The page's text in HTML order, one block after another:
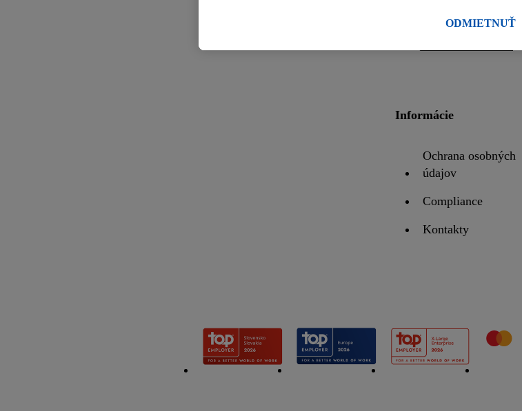
VIAC INFO
Informácie
Ochrana osobných
údajov
Compliance
Kontakty
vložením produktu do nákupného košíka v internetovom obchode, ale
na rôznych zariadeniach a v rôznych službách spoločnosti Lidl ak
zariadení alebo používanie viacerých služieb spoločnosti Lidl,
" môžete povoliť iba používanie
dobe uchovávania údajov a Vašom práve kedykoľvek odvolať súhlas
Imprint nájdete tu.
ODMIETNUŤ